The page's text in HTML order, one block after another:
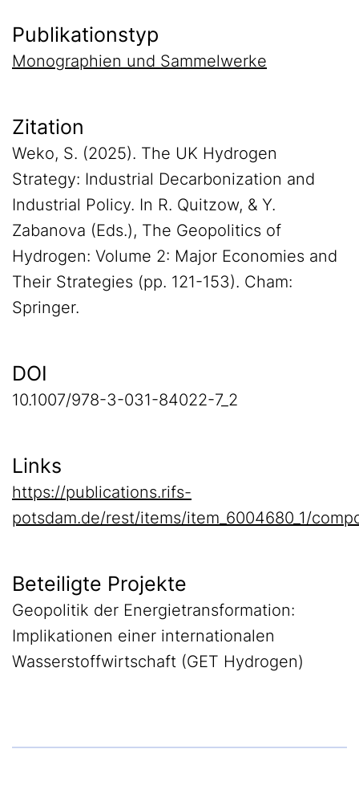
Publikationstyp
Monographien und Sammelwerke
Zitation
Weko, S. (2025). The UK Hydrogen
Strategy: Industrial Decarbonization and
Industrial Policy. In R. Quitzow, & Y.
Zabanova (Eds.), The Geopolitics of
Hydrogen: Volume 2: Major Economies and
Their Strategies (pp. 121-153). Cham:
Springer.
DOI
10.1007/978-3-031-84022-7_2
Links
https://publications.rifs-
potsdam.de/rest/items/item_6004680_1/
Beteiligte Projekte
Geopolitik der Energietransformation:
Implikationen einer internationalen
Wasserstoffwirtschaft (GET Hydrogen)